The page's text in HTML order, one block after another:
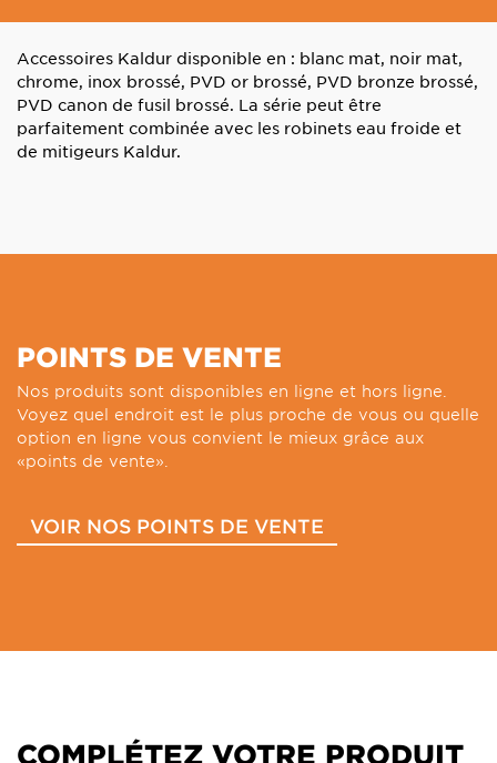
Accessoires Kaldur disponible en : blanc mat, noir mat,
chrome, inox brossé, PVD or brossé, PVD bronze brossé,
PVD canon de fusil brossé. La série peut être
parfaitement combinée avec les robinets eau froide et
de mitigeurs Kaldur.
POINTS DE VENTE
Nos produits sont disponibles en ligne et hors ligne.
Voyez quel endroit est le plus proche de vous ou quelle
option en ligne vous convient le mieux grâce aux
«points de vente».
VOIR NOS POINTS DE VENTE
COMPLÉTEZ VOTRE PRODUIT